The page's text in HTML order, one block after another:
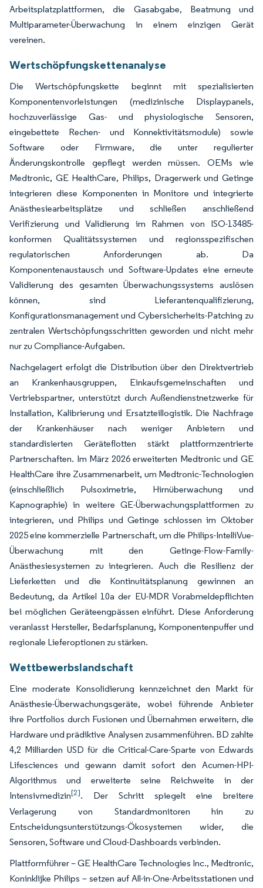
Arbeitsplatzplattformen, die Gasabgabe, Beatmung und
Multiparameter-Überwachung in einem einzigen Gerät
vereinen.
Wertschöpfungskettenanalyse
Die Wertschöpfungskette beginnt mit spezialisierten
Komponentenvorleistungen (medizinische Displaypanels,
hochzuverlässige Gas- und physiologische Sensoren,
eingebettete Rechen- und Konnektivitätsmodule) sowie
Software oder Firmware, die unter regulierter
Änderungskontrolle gepflegt werden müssen. OEMs wie
Medtronic, GE HealthCare, Philips, Dragerwerk und Getinge
integrieren diese Komponenten in Monitore und integrierte
Anästhesiearbeitsplätze und schließen anschließend
Verifizierung und Validierung im Rahmen von ISO-13485-
konformen Qualitätssystemen und regionsspezifischen
regulatorischen Anforderungen ab. Da
Komponentenaustausch und Software-Updates eine erneute
Validierung des gesamten Überwachungssystems auslösen
können, sind Lieferantenqualifizierung,
Konfigurationsmanagement und Cybersicherheits-Patching zu
zentralen Wertschöpfungsschritten geworden und nicht mehr
nur zu Compliance-Aufgaben.
Nachgelagert erfolgt die Distribution über den Direktvertrieb
an Krankenhausgruppen, Einkaufsgemeinschaften und
Vertriebspartner, unterstützt durch Außendienstnetzwerke für
Installation, Kalibrierung und Ersatzteillogistik. Die Nachfrage
der Krankenhäuser nach weniger Anbietern und
standardisierten Geräteflotten stärkt plattformzentrierte
Partnerschaften. Im März 2026 erweiterten Medtronic und GE
HealthCare ihre Zusammenarbeit, um Medtronic-Technologien
(einschließlich Pulsoximetrie, Hirnüberwachung und
Kapnographie) in weitere GE-Überwachungsplattformen zu
integrieren, und Philips und Getinge schlossen im Oktober
2025 eine kommerzielle Partnerschaft, um die Philips-IntelliVue-
Überwachung mit den Getinge-Flow-Family-
Anästhesiesystemen zu integrieren. Auch die Resilienz der
Lieferketten und die Kontinuitätsplanung gewinnen an
Bedeutung, da Artikel 10a der EU-MDR Vorabmeldepflichten
bei möglichen Geräteengpässen einführt. Diese Anforderung
veranlasst Hersteller, Bedarfsplanung, Komponentenpuffer und
regionale Lieferoptionen zu stärken.
Wettbewerbslandschaft
Eine moderate Konsolidierung kennzeichnet den Markt für
Anästhesie-Überwachungsgeräte, wobei führende Anbieter
ihre Portfolios durch Fusionen und Übernahmen erweitern, die
Hardware und prädiktive Analysen zusammenführen. BD zahlte
4,2 Milliarden USD für die Critical-Care-Sparte von Edwards
Lifesciences und gewann damit sofort den Acumen-HPI-
Algorithmus und erweiterte seine Reichweite in der
Intensivmedizin[2]. Der Schritt spiegelt eine breitere
Verlagerung von Standardmonitoren hin zu
Entscheidungsunterstützungs-Ökosystemen wider, die
Sensoren, Software und Cloud-Dashboards verbinden.
Plattformführer – GE HealthCare Technologies Inc., Medtronic,
Koninklijke Philips – setzen auf All-in-One-Arbeitsstationen und